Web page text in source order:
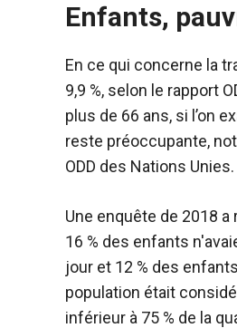
Enfants,
En ce qui concerne la
9,9 %, selon le rapport
plus de 66 ans, si l’on
reste préoccupante,
ODD des Nations Unies.
Une enquête de 2018
16 % des enfants
jour et 12 % des
population était
inférieur à 75 % de la